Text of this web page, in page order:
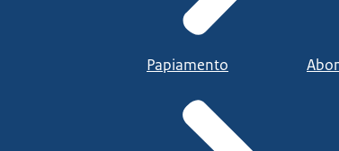
Papiamento